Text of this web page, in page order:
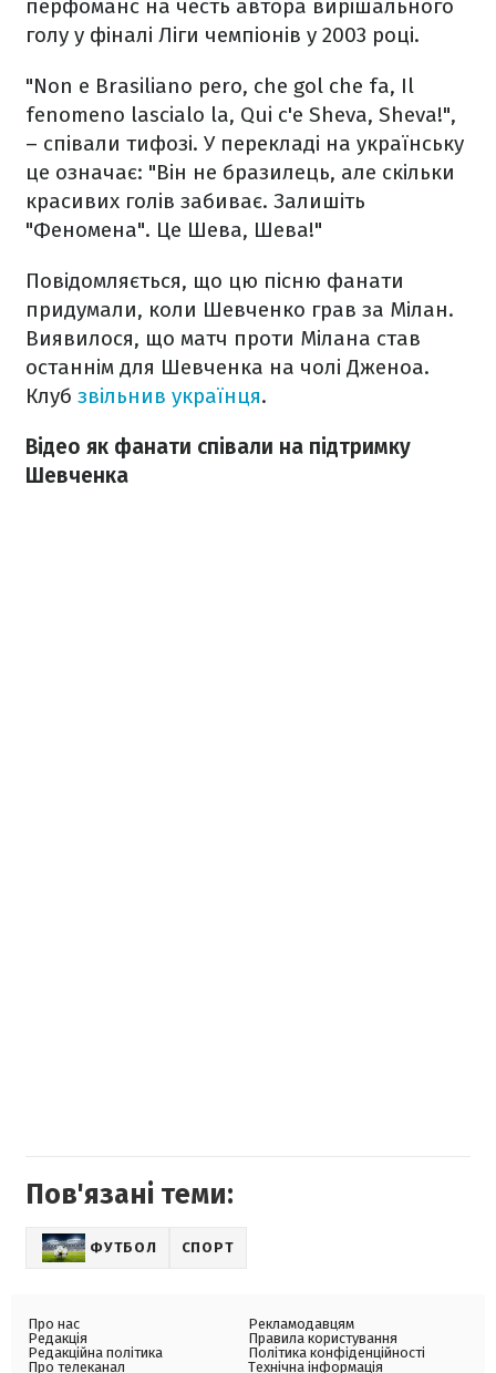
перфоманс на честь автора вирішального
голу у фіналі Ліги чемпіонів у 2003 році.
"Non e Brasiliano pero, che gol che fa, Il
fenomeno lascialo la, Qui c'e Sheva, Sheva!",
– співали тифозі. У перекладі на українську
це означає: "Він не бразилець, але скільки
красивих голів забиває. Залишіть
"Феномена". Це Шева, Шева!"
Повідомляється, що цю пісню фанати
придумали, коли Шевченко грав за Мілан.
Виявилося, що матч проти Мілана став
останнім для Шевченка на чолі Дженоа.
Клуб звільнив українця.
Відео як фанати співали на підтримку
Шевченка
Пов'язані теми:
ФУТБОЛ СПОРТ
Про нас
Редакція
Редакційна політика
Про телеканал
Рекламодавцям
Правила користування
Політика конфіденційності
Технічна інформація